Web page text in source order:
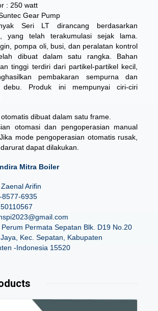
: 250 watt
Gear Pump
Seri LT dirancang berdasarkan
yang telah terakumulasi sejak lama.
pompa oli, busi, dan peralatan kontrol
dibuat dalam satu rangka. Bahan
tinggi terdiri dari partikel-partikel kecil,
pembakaran sempurna dan
debu. Produk ini mempunyai ciri-ciri
otomatis dibuat dalam satu frame.
otomasi dan pengoperasian manual
mode pengoperasian otomatis rusak,
dapat dilakukan.
Mitra Boiler
Arifin
8577-6935
Permata Sepatan Blk. D19 No.20
Kec. Sepatan, Kabupaten
-Indonesia 15520